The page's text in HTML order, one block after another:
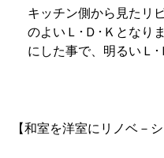
キッチン側から見たリ
のよいＬ･Ｄ･Ｋとなり
にした事で、明るいＬ･
【和室を洋室にリノベ－シ